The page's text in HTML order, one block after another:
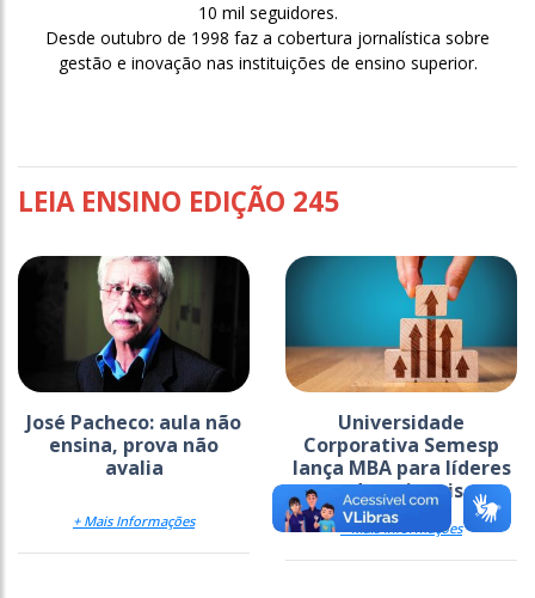
10 mil seguidores.
Desde outubro de 1998 faz a cobertura jornalística sobre
gestão e inovação nas instituições de ensino superior.
LEIA ENSINO EDIÇÃO 245
José Pacheco: aula não
ensina, prova não
avalia
+ Mais Informações
Universidade
Corporativa Semesp
lança MBA para líderes
educacionais
+ Mais Informações